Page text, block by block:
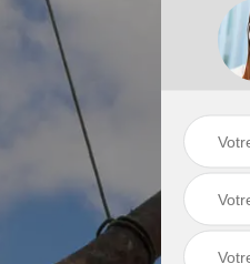
Dessouchage arbre
et haie 80